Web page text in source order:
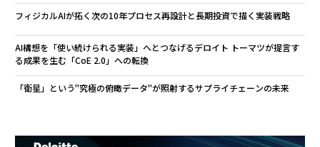
フィジカルAIが拓く次の10年――プロセス再設計と長期投資で描く実装戦略
AI構想を「使い続けられる実装」へとつなげる――デロイト トーマツが提言す
る成果を生む「CoE 2.0」への転換
「衛星」という"究極の俯瞰データ"が照射するサプライチェーンの未来